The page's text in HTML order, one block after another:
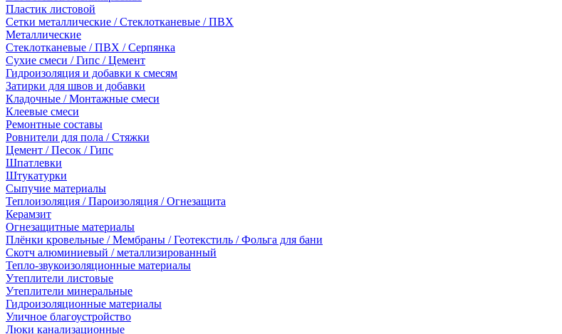
Пластик листовой
Сетки металлические / Стеклотканевые / ПВХ
Металлические
Стеклотканевые / ПВХ / Серпянка
Сухие смеси / Гипс / Цемент
Гидроизоляция и добавки к смесям
Затирки для швов и добавки
Кладочные / Монтажные смеси
Клеевые смеси
Ремонтные составы
Ровнители для пола / Стяжки
Цемент / Песок / Гипс
Шпатлевки
Штукатурки
Сыпучие материалы
Теплоизоляция / Пароизоляция / Огнезащита
Керамзит
Огнезащитные материалы
Плёнки кровельные / Мембраны / Геотекстиль / Фольга для бани
Скотч алюминиевый / металлизированный
Тепло-звукоизоляционные материалы
Утеплители листовые
Утеплители минеральные
Гидроизоляционные материалы
Уличное благоустройство
Люки канализационные